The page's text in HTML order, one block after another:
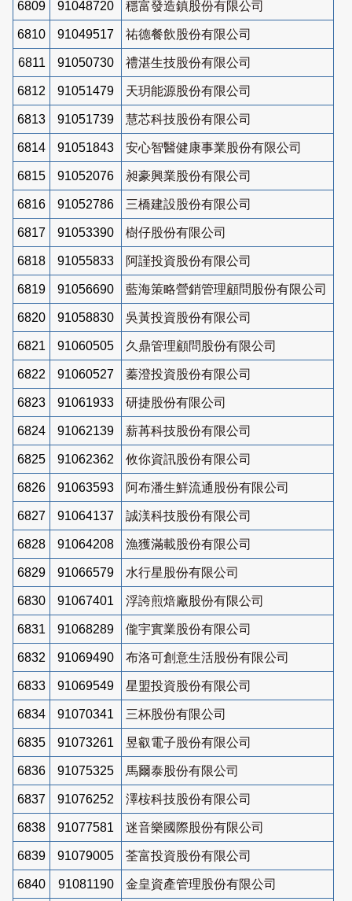
6809 91048720 穩富發造鎮股份有限公司
6810 91049517 祐德餐飲股份有限公司
6811 91050730 禮湛生技股份有限公司
6812 91051479 天玥能源股份有限公司
6813 91051739 慧芯科技股份有限公司
6814 91051843 安心智醫健康事業股份有限公司
6815 91052076 昶豪興業股份有限公司
6816 91052786 三橋建設股份有限公司
6817 91053390 樹仔股份有限公司
6818 91055833 阿謹投資股份有限公司
6819 91056690 藍海策略營銷管理顧問股份有限公司
6820 91058830 吳黃投資股份有限公司
6821 91060505 久鼎管理顧問股份有限公司
6822 91060527 蓁澄投資股份有限公司
6823 91061933 研捷股份有限公司
6824 91062139 薪苒科技股份有限公司
6825 91062362 攸你資訊股份有限公司
6826 91063593 阿布潘生鮮流通股份有限公司
6827 91064137 誠渼科技股份有限公司
6828 91064208 漁獲滿載股份有限公司
6829 91066579 水行星股份有限公司
6830 91067401 浮誇煎焙廠股份有限公司
6831 91068289 儱宇實業股份有限公司
6832 91069490 布洛可創意生活股份有限公司
6833 91069549 星盟投資股份有限公司
6834 91070341 三杯股份有限公司
6835 91073261 昱叡電子股份有限公司
6836 91075325 馬爾泰股份有限公司
6837 91076252 澤桉科技股份有限公司
6838 91077581 迷音樂國際股份有限公司
6839 91079005 荃富投資股份有限公司
6840 91081190 金皇資產管理股份有限公司